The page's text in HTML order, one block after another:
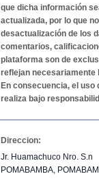
que dicha información
actualizada, por lo que
desactualización de los
comentarios,
plataforma son de
reflejan necesariamente
En consecuencia, el uso
realiza bajo
Direccion:
Jr. Huamachuco Nro. S.n
POMABAMBA,